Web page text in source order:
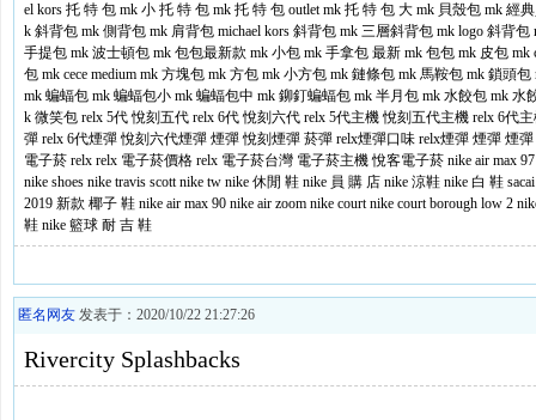
el kors 托 特 包 mk 小 托 特 包 mk 托 特 包 outlet mk 托 特 包 大 mk 貝殼包 mk 經
k 斜背包 mk 側背包 mk 肩背包 michael kors 斜背包 mk 三層斜背包 mk logo 斜背包
手提包 mk 波士頓包 mk 包包最新款 mk 小包 mk 手拿包 最新 mk 包包 mk 皮包 mk
包 mk cece medium mk 方塊包 mk 方包 mk 小方包 mk 鏈條包 mk 馬鞍包 mk 鎖頭包
mk 蝙蝠包 mk 蝙蝠包小 mk 蝙蝠包中 mk 鉚釘蝙蝠包 mk 半月包 mk 水餃包 mk 水
k 微笑包 relx 5代 悅刻五代 relx 6代 悅刻六代 relx 5代主機 悅刻五代主機 relx 6代
彈 relx 6代煙彈 悅刻六代煙彈 煙彈 悅刻煙彈 菸彈 relx煙彈口味 relx煙彈 煙彈 煙彈
電子菸 relx relx 電子菸價格 relx 電子菸台灣 電子菸主機 悅客電子菸 nike air max
nike shoes nike travis scottnike tw nike 休閒 鞋 nike 員 購 店 nike 涼鞋 nike 白 鞋
2019 新款 椰子 鞋 nike air max 90 nike air zoom nike courtnike court borough low 2
鞋 nike 籃球 耐 吉 鞋
匿名网友 发表于：2020/10/22 21:27:26
Rivercity Splashbacks